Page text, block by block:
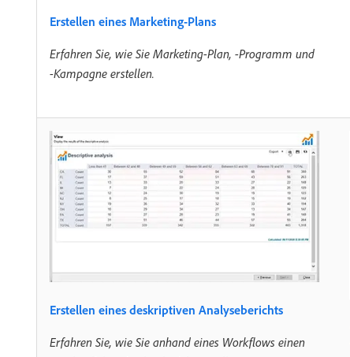
Erstellen eines Marketing-Plans
Erfahren Sie, wie Sie Marketing-Plan, -Programm und
-Kampagne erstellen.
Erstellen eines deskriptiven Analyseberichts
Erfahren Sie, wie Sie anhand eines Workflows einen